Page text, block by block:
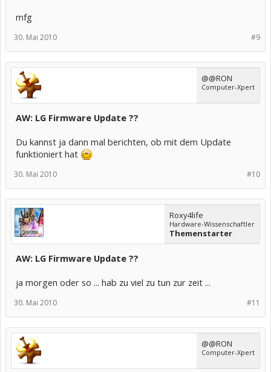
mfg
#9
30. Mai 2010
@@RON
Computer-Xpert
AW: LG Firmware Update ??
Du kannst ja dann mal berichten, ob mit dem Update
funktioniert hat
#10
30. Mai 2010
Roxy4life
Hardware-Wissenschaftler
Themenstarter
AW: LG Firmware Update ??
ja morgen oder so ... hab zu viel zu tun zur zeit ...
#11
30. Mai 2010
@@RON
Computer-Xpert